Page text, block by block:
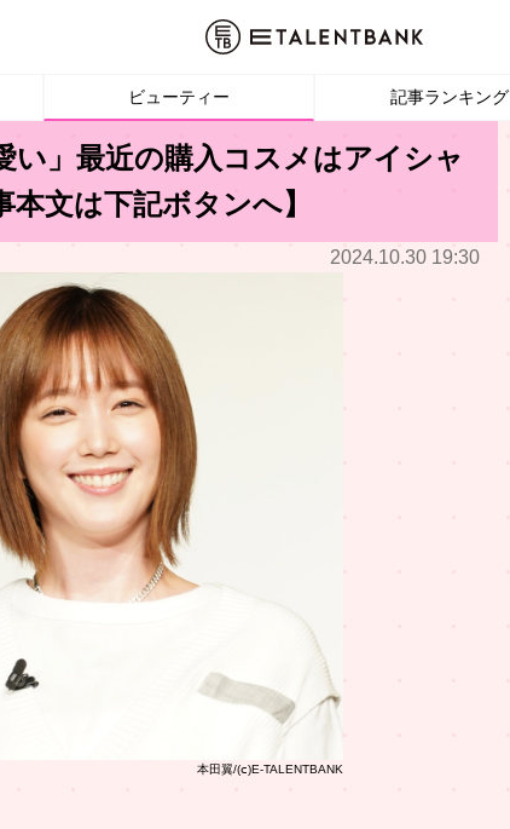
ビューティー 記事ランキング
い」最近の購入コスメはアイシャ
本文は下記ボタンへ】
2024.10.30 19:30
本田翼/(ⅽ)E-TALENTBANK